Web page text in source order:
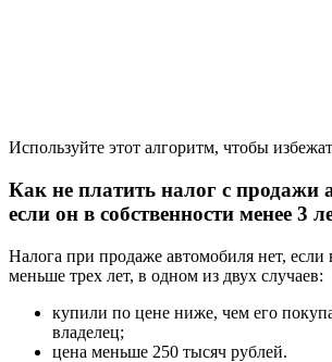
Используйте этот алгоритм, чтобы
Как не платить налог с продажи
если он в собственности менее 3
Налога при продаже автомобиля нет, если
меньше трех лет, в одном из двух случаев:
купили по цене ниже, чем его
владелец;
цена меньше 250 тысяч рублей.